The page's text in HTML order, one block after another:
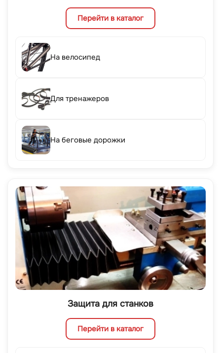
Перейти в каталог
На велосипед
Для тренажеров
На беговые дорожки
Защита для станков
Перейти в каталог